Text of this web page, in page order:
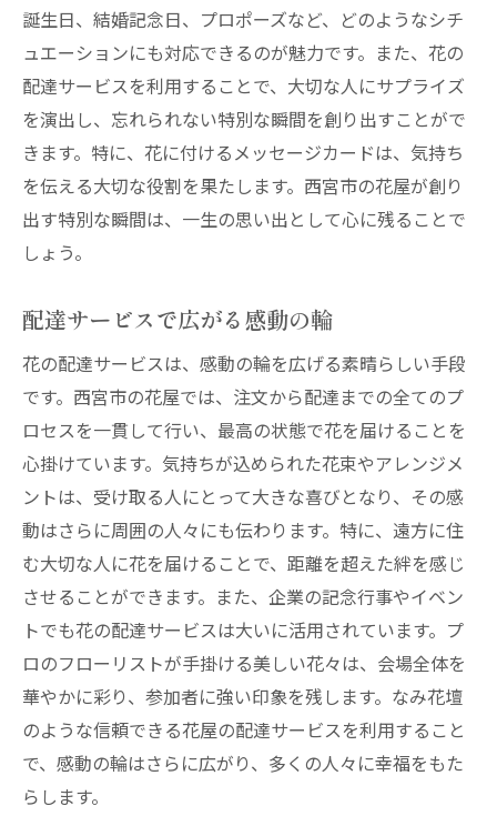
誕生日、結婚記念日、プロポーズなど、どのようなシチ
ュエーションにも対応できるのが魅力です。また、花の
配達サービスを利用することで、大切な人にサプライズ
を演出し、忘れられない特別な瞬間を創り出すことがで
きます。特に、花に付けるメッセージカードは、気持ち
を伝える大切な役割を果たします。西宮市の花屋が創り
出す特別な瞬間は、一生の思い出として心に残ることで
しょう。
配達サービスで広がる感動の輪
花の配達サービスは、感動の輪を広げる素晴らしい手段
です。西宮市の花屋では、注文から配達までの全てのプ
ロセスを一貫して行い、最高の状態で花を届けることを
心掛けています。気持ちが込められた花束やアレンジメ
ントは、受け取る人にとって大きな喜びとなり、その感
動はさらに周囲の人々にも伝わります。特に、遠方に住
む大切な人に花を届けることで、距離を超えた絆を感じ
させることができます。また、企業の記念行事やイベン
トでも花の配達サービスは大いに活用されています。プ
ロのフローリストが手掛ける美しい花々は、会場全体を
華やかに彩り、参加者に強い印象を残します。なみ花壇
のような信頼できる花屋の配達サービスを利用すること
で、感動の輪はさらに広がり、多くの人々に幸福をもた
らします。